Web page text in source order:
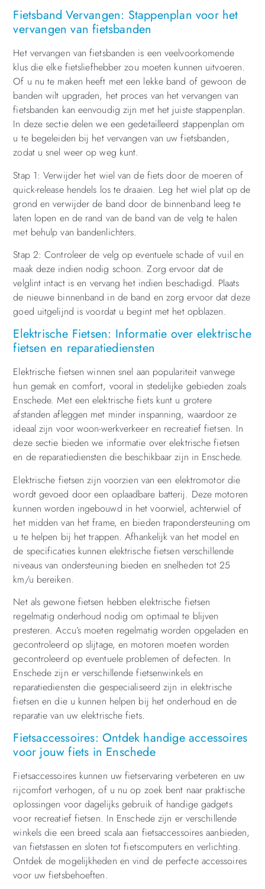
Fietsband Vervangen: Stappenplan voor het
vervangen van fietsbanden
Het vervangen van fietsbanden is een veelvoorkomende
klus die elke fietsliefhebber zou moeten kunnen uitvoeren.
Of u nu te maken heeft met een lekke band of gewoon de
banden wilt upgraden, het proces van het vervangen van
fietsbanden kan eenvoudig zijn met het juiste stappenplan.
In deze sectie delen we een gedetailleerd stappenplan om
u te begeleiden bij het vervangen van uw fietsbanden,
zodat u snel weer op weg kunt.
Stap 1: Verwijder het wiel van de fiets door de moeren of
quick-release hendels los te draaien. Leg het wiel plat op de
grond en verwijder de band door de binnenband leeg te
laten lopen en de rand van de band van de velg te halen
met behulp van bandenlichters.
Stap 2: Controleer de velg op eventuele schade of vuil en
maak deze indien nodig schoon. Zorg ervoor dat de
velglint intact is en vervang het indien beschadigd. Plaats
de nieuwe binnenband in de band en zorg ervoor dat deze
goed uitgelijnd is voordat u begint met het opblazen.
Elektrische Fietsen: Informatie over elektrische
fietsen en reparatiediensten
Elektrische fietsen winnen snel aan populariteit vanwege
hun gemak en comfort, vooral in stedelijke gebieden zoals
Enschede. Met een elektrische fiets kunt u grotere
afstanden afleggen met minder inspanning, waardoor ze
ideaal zijn voor woon-werkverkeer en recreatief fietsen. In
deze sectie bieden we informatie over elektrische fietsen
en de reparatiediensten die beschikbaar zijn in Enschede.
Elektrische fietsen zijn voorzien van een elektromotor die
wordt gevoed door een oplaadbare batterij. Deze motoren
kunnen worden ingebouwd in het voorwiel, achterwiel of
het midden van het frame, en bieden trapondersteuning om
u te helpen bij het trappen. Afhankelijk van het model en
de specificaties kunnen elektrische fietsen verschillende
niveaus van ondersteuning bieden en snelheden tot 25
km/u bereiken.
Net als gewone fietsen hebben elektrische fietsen
regelmatig onderhoud nodig om optimaal te blijven
presteren. Accu’s moeten regelmatig worden opgeladen en
gecontroleerd op slijtage, en motoren moeten worden
gecontroleerd op eventuele problemen of defecten. In
Enschede zijn er verschillende fietsenwinkels en
reparatiediensten die gespecialiseerd zijn in elektrische
fietsen en die u kunnen helpen bij het onderhoud en de
reparatie van uw elektrische fiets.
Fietsaccessoires: Ontdek handige accessoires
voor jouw fiets in Enschede
Fietsaccessoires kunnen uw fietservaring verbeteren en uw
rijcomfort verhogen, of u nu op zoek bent naar praktische
oplossingen voor dagelijks gebruik of handige gadgets
voor recreatief fietsen. In Enschede zijn er verschillende
winkels die een breed scala aan fietsaccessoires aanbieden,
van fietstassen en sloten tot fietscomputers en verlichting.
Ontdek de mogelijkheden en vind de perfecte accessoires
voor uw fietsbehoeften.